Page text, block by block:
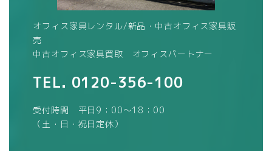
オフィス家具レンタル/新品・中古オフィス家具販
売
中古オフィス家具買取 オフィスパートナー
TEL. 0120-356-100
受付時間 平日9：00～18：00
（土・日・祝日定休）